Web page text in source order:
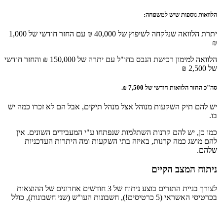
הלוואות נוספות שיש למשפחה:
יתרת הלוואה שנלקחה לשיפוץ של 40,000 ₪ עם החזר חודשי של 1,000
₪
הלוואה למימון רכישת הנכס בחו"ל עם יתרה של 150,000 ₪ והחזר חודשי
של 2,500 ₪
סה"כ החזר הלוואות חודשי של 7,500 ₪.
יש להם תיק השקעות מנוהל אצל מנהל תיקים, אבל הם לא זכרו כמה יש
בו.
כמו כן, יש להם קרנות השתלמות שנפתחו ע"י המעבידים השונים. אין
להם מושג כמה קרנות, באיזה בתי השקעות ומה היתרות העדכניות
שלהם.
ניתוח המצב הקיים
לצורך בניית התזרים בוצע ניתוח של 3 חודשים אחרונים של ההוצאות
בכרטיסי האשראי (5 כרטיסים!), חשבונות העו"ש (שני חשבונות), כולל